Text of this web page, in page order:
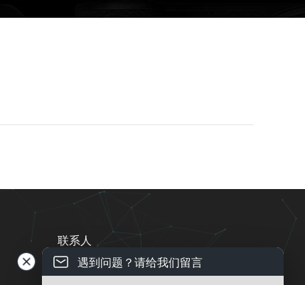
联系人
 电话 ： 13543837996
遇到问题？请给我们留言